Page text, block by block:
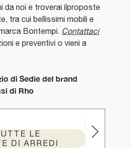
da noi e troverai ilproposte
tra cui bellissimi mobili e
Bontempi. Contattaci
e preventivi o vieni a
di Sedie del brand
di Rho
LE
DI ARREDI